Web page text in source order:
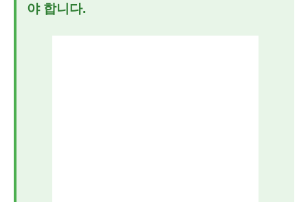
야 합니다.